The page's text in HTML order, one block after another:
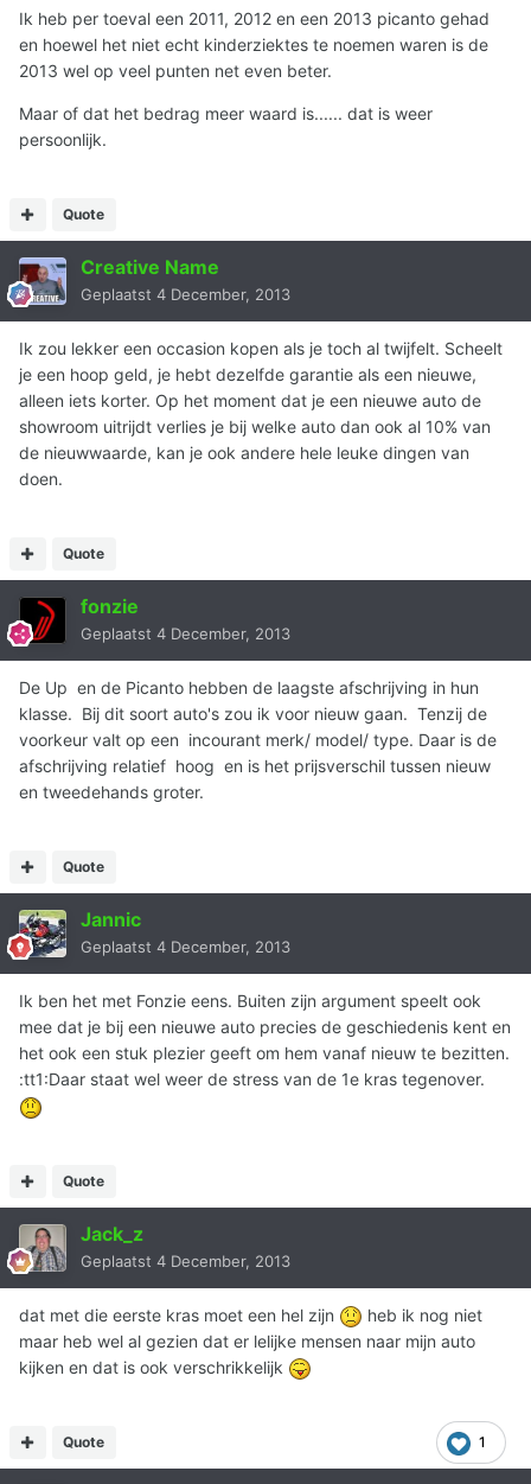
Ik heb per toeval een 2011, 2012 en een 2013 picanto gehad
en hoewel het niet echt kinderziektes te noemen waren is de
2013 wel op veel punten net even beter.
Maar of dat het bedrag meer waard is...... dat is weer
persoonlijk.
Quote
Creative Name
Geplaatst 4 December, 2013
Ik zou lekker een occasion kopen als je toch al twijfelt. Scheelt
je een hoop geld, je hebt dezelfde garantie als een nieuwe,
alleen iets korter. Op het moment dat je een nieuwe auto de
showroom uitrijdt verlies je bij welke auto dan ook al 10% van
de nieuwwaarde, kan je ook andere hele leuke dingen van
doen.
Quote
fonzie
Geplaatst 4 December, 2013
De Up en de Picanto hebben de laagste afschrijving in hun
klasse. Bij dit soort auto's zou ik voor nieuw gaan. Tenzij de
voorkeur valt op een incourant merk/ model/ type. Daar is de
afschrijving relatief hoog en is het prijsverschil tussen nieuw
en tweedehands groter.
Quote
Jannic
Geplaatst 4 December, 2013
Ik ben het met Fonzie eens. Buiten zijn argument speelt ook
mee dat je bij een nieuwe auto precies de geschiedenis kent en
het ook een stuk plezier geeft om hem vanaf nieuw te bezitten.
:tt1:Daar staat wel weer de stress van de 1e kras tegenover.
Quote
Jack_z
Geplaatst 4 December, 2013
dat met die eerste kras moet een hel zijn
heb ik nog niet
maar heb wel al gezien dat er lelijke mensen naar mijn auto
kijken en dat is ook verschrikkelijk
1
Quote